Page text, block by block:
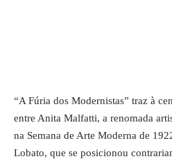
“A Fúria dos Modernistas” traz à
entre Anita Malfatti, a renomada
na Semana de Arte Moderna de
Lobato, que se posicionou